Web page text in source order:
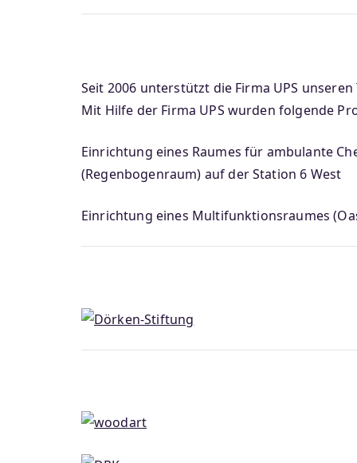
Seit 2006 unterstützt die Firma UPS
Mit Hilfe der Firma UPS wurden folgende
Einrichtung eines Raumes für ambulante
(Regenbogenraum) auf der Station 6 West
Einrichtung eines Multifunktionsraumes